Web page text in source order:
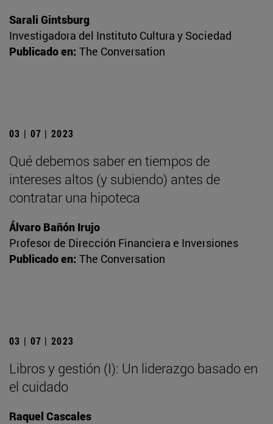
Sarali Gintsburg
Investigadora del Instituto Cultura y Sociedad
Publicado en: The Conversation
03 | 07 | 2023
Qué debemos saber en tiempos de
intereses altos (y subiendo) antes de
contratar una hipoteca
Álvaro Bañón Irujo
Profesor de Dirección Financiera e Inversiones
Publicado en: The Conversation
03 | 07 | 2023
Libros y gestión (I): Un liderazgo basado en
el cuidado
Raquel Cascales